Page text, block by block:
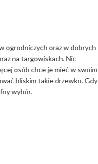
ogrodniczych oraz w dobrych
na targowiskach. Nic
osób chce je mieć w swoim
bliskim takie drzewko. Gdy
wybór.